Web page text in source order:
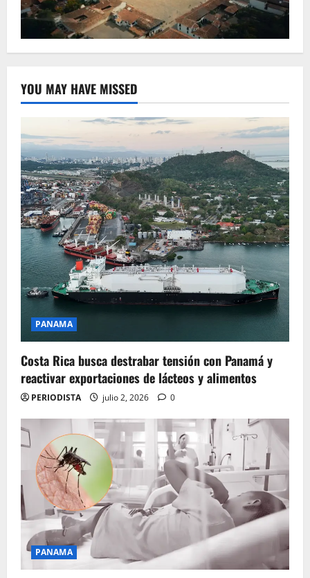
YOU MAY HAVE MISSED
PANAMA
Costa Rica busca destrabar tensión con Panamá y
reactivar exportaciones de lácteos y alimentos
PERIODISTA julio 2, 2026 0
PANAMA